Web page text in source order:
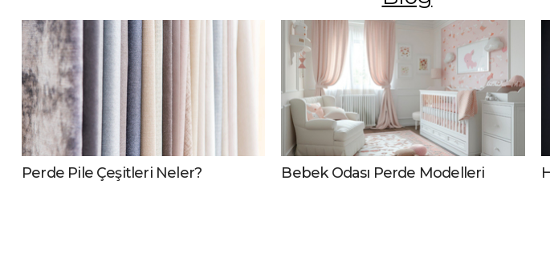
Perde Pile Çeşitleri Neler? Bebek Odası Perde Modelleri